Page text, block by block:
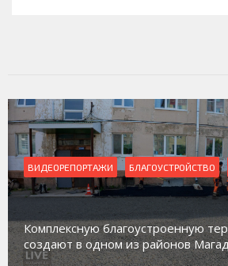
ВИДЕОРЕПОРТАЖИ
Магадан присоединился к
работе с несовершеннолетними
социального риска «Переправа»